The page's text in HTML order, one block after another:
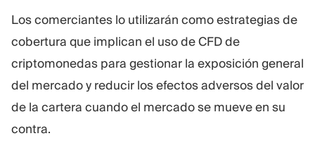
Los comerciantes lo utilizarán como estrategias de
cobertura que implican el uso de CFD de
criptomonedas para gestionar la exposición general
del mercado y reducir los efectos adversos del valor
de la cartera cuando el mercado se mueve en su
contra.